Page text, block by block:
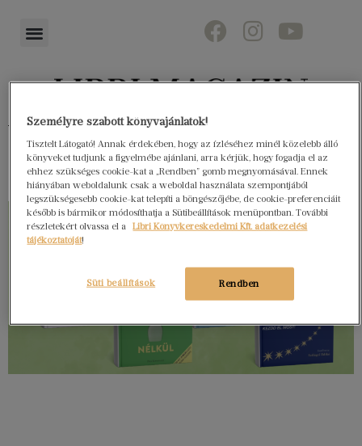
Könyvektől az olvasókig
Személyre szabott könyvajánlatok!
Tisztelt Látogató! Annak érdekében, hogy az ízléséhez minél közelebb álló
könyveket tudjunk a figyelmébe ajánlani, arra kérjük, hogy fogadja el az
ehhez szükséges cookie-kat a „Rendben” gomb megnyomásával. Ennek
hiányában weboldalunk csak a weboldal használata szempontjából
legszükségesebb cookie-kat telepíti a böngészőjébe, de cookie-preferenciáit
később is bármikor módosíthatja a Sütibeállítások menüpontban. További
részletekért olvassa el a
Libri Könyvkereskedelmi Kft. adatkezelési
tájékoztatóját!
Rendben
Süti beállítások